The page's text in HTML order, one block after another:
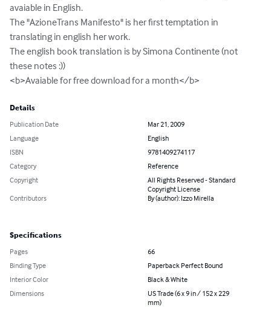
avaiable in English.
The "AzioneTrans Manifesto" is her first temptation in
translating in english her work.
The english book translation is by Simona Continente (not
these notes :))
<b>Avaiable for free download for a month</b>
Details
Publication Date
Mar 21, 2009
Language
English
ISBN
9781409274117
Category
Reference
Copyright
All Rights Reserved - Standard
Copyright License
Contributors
By (author): Izzo Mirella
Specifications
Pages
66
Binding Type
Paperback Perfect Bound
Interior Color
Black & White
Dimensions
US Trade (6 x 9 in / 152 x 229
mm)